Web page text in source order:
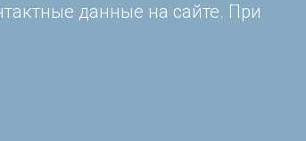
данные на сайте. При